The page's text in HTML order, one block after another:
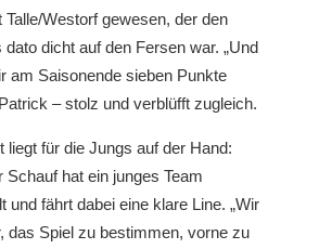
Westorf gewesen, der den
dicht auf den Fersen war. „Und
am Saisonende sieben Punkte
– stolz und verblüfft zugleich.
liegt für die Jungs auf der Hand:
Schauf hat ein junges Team
und fährt dabei eine klare Line. „Wir
das Spiel zu bestimmen, vorne zu